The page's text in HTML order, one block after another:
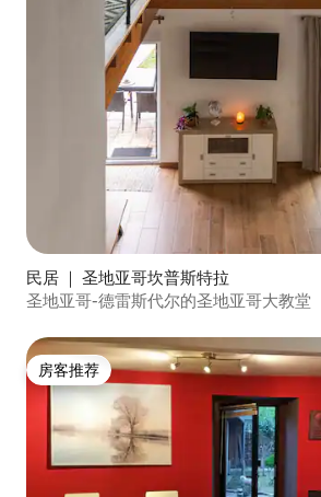
民居 ｜ 圣地亚哥坎普斯特拉
圣地亚哥-德雷斯代尔的圣地亚哥大教堂
房客推荐
房客推荐